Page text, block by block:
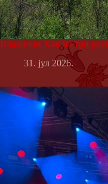
Владичин Хан на три
31. јул 2026.